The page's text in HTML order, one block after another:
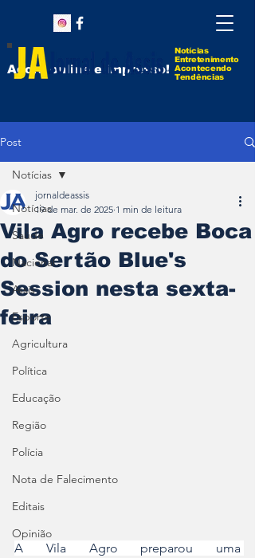
Notícias
Entretenimento
Acontecendo
Tendências
Agora online e impresso!
Post
Notícias
Saúde
Nacional
Assis
Esporte
Agricultura
Política
Educação
Região
Polícia
Nota de Falecimento
Editais
Opinião
Notícias
Vila Agro recebe Boca
do Sertão Blue's
Session nesta sexta-
feira
jornaldeassis
19 de mar. de 2025 1 min de leitura
A Vila Agro preparou uma